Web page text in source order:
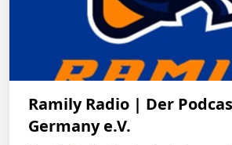
Ramily Radio | Der
Germany e.V.